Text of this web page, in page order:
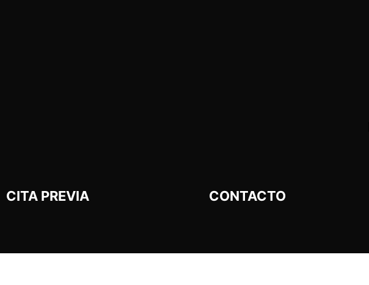
CITA PREVIA CONTACTO